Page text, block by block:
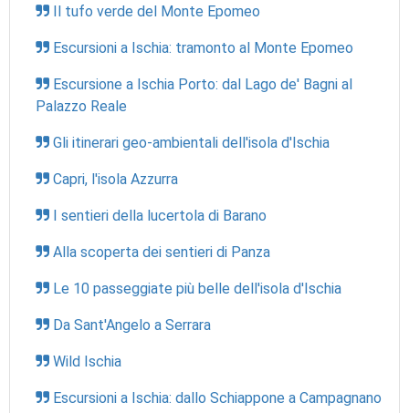
Il tufo verde del Monte Epomeo
Escursioni a Ischia: tramonto al Monte Epomeo
Escursione a Ischia Porto: dal Lago de' Bagni al
Palazzo Reale
Gli itinerari geo-ambientali dell'isola d'Ischia
Capri, l'isola Azzurra
I sentieri della lucertola di Barano
Alla scoperta dei sentieri di Panza
Le 10 passeggiate più belle dell'isola d'Ischia
Da Sant'Angelo a Serrara
Wild Ischia
Escursioni a Ischia: dallo Schiappone a Campagnano